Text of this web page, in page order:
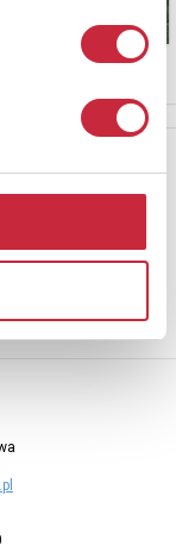
prosimy podać